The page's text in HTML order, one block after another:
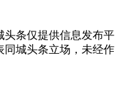
头条仅提供信息发布平
同城头条立场，未经作